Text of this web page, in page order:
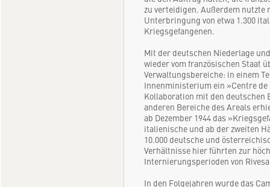
zu verteidigen. Außerdem nutzte
Unterbringung von etwa 1.300
Kriegsgefangenen.
Mit der deutschen Niederlage
wieder vom französischen Staat
Verwaltungsbereiche: in einem
Innenministerium ein »Centre
Kollaboration mit den deutschen
anderen Bereiche des Areals
ab Dezember 1944 das
italienische und ab der zweiten
10.000 deutsche und
Verhältnisse hier führten zur
Internierungsperioden von
In den Folgejahren wurde das